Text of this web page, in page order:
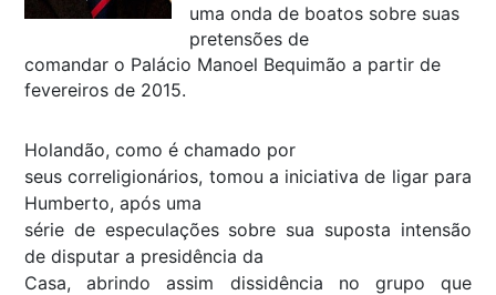
uma onda de boatos sobre suas
pretensões de
comandar o Palácio Manoel Bequimão a partir de
fevereiros de 2015.
Holandão, como é chamado por
seus correligionários, tomou a iniciativa de ligar para
Humberto, após uma
série de especulações sobre sua suposta intensão
de disputar a presidência da
Casa, abrindo assim dissidência no grupo que